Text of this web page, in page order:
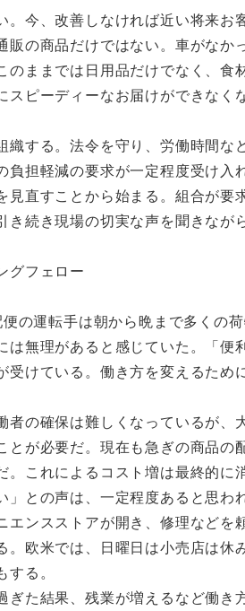
今、改善しなければ近い将来お
の商品だけではない。車がなか
ままでは日用品だけでなく、食
ピーディーなお届けができなく
する。法令を守り、労働時間な
担軽減の要求が一定程度受け入
直すことから始まる。組合が要
続き現場の切実な声を聞きなが
グフェロー
の運転手は朝から晩まで多くの
無理があると感じていた。「便
けている。働き方を変えるため
の確保は難しくなっているが、
が必要だ。現在も急ぎの商品の
これによるコスト増は最終的に
との声は、一定程度あると思われ
ンスストアが開き、修理などを
欧米では、日曜日は小売店は休
る。
た結果、残業が増えるなど働き